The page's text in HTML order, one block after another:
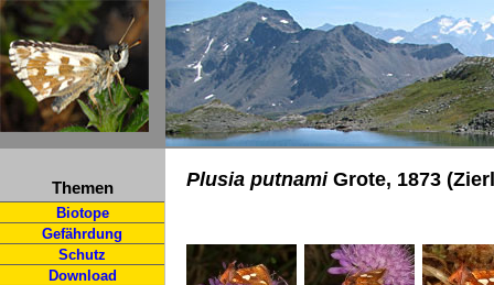
Themen
Biotope
Gefährdung
Schutz
Download
Plusia putnamiGrote, 1873